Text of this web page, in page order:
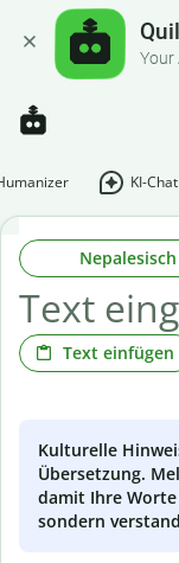
KI-Chat
Nepalesisch
Text einfügen
Kulturelle
Übersetzung.
damit Ihre
sondern